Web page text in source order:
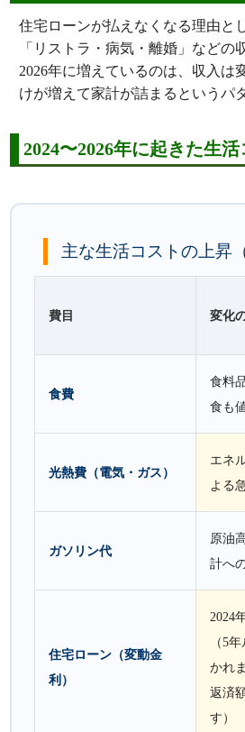
住宅ローンが払えなくなる理由と
「リストラ・病気・離婚」などの
2026年に増えているのは、収入は
けが増えて家計が詰まるというパ
2024〜2026年に起きた生
主な生活コストの上昇
費目 変化
食費
食料
食も
光熱費（電気・ガス）
エネ
よる
ガソリン代
原油
計へ
住宅ローン（変動金
利）
2024
（5
かれ
返済
す）